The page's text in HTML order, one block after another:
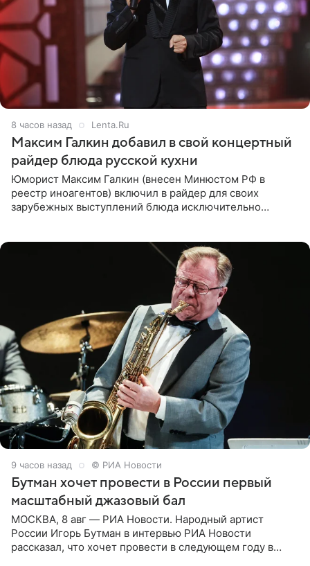
8 часов назад Lenta.Ru
Максим Галкин добавил в свой концертный
райдер блюда русской кухни
Юморист Максим Галкин (внесен Минюстом РФ в
реестр иноагентов) включил в райдер для своих
зарубежных выступлений блюда исключительно
9 часов назад © РИА Новости
Бутман хочет провести в России первый
масштабный джазовый бал
МОСКВА, 8 авг — РИА Новости. Народный артист
России Игорь Бутман в интервью РИА Новости
рассказал, что хочет провести в следующем году в